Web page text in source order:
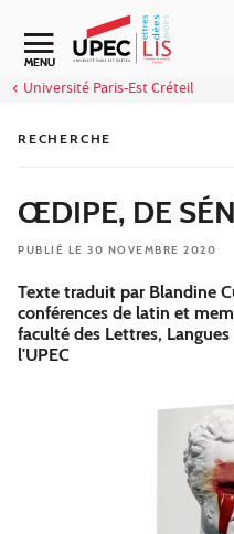
Aller au contenu
MENU
Université Paris-Est Créteil
RECHERCHE
ŒDIPE, DE
PUBLIÉ LE 30 NOVEMBRE 2020
Texte traduit par Blandine
conférences de latin et
faculté des Lettres,
l'UPEC